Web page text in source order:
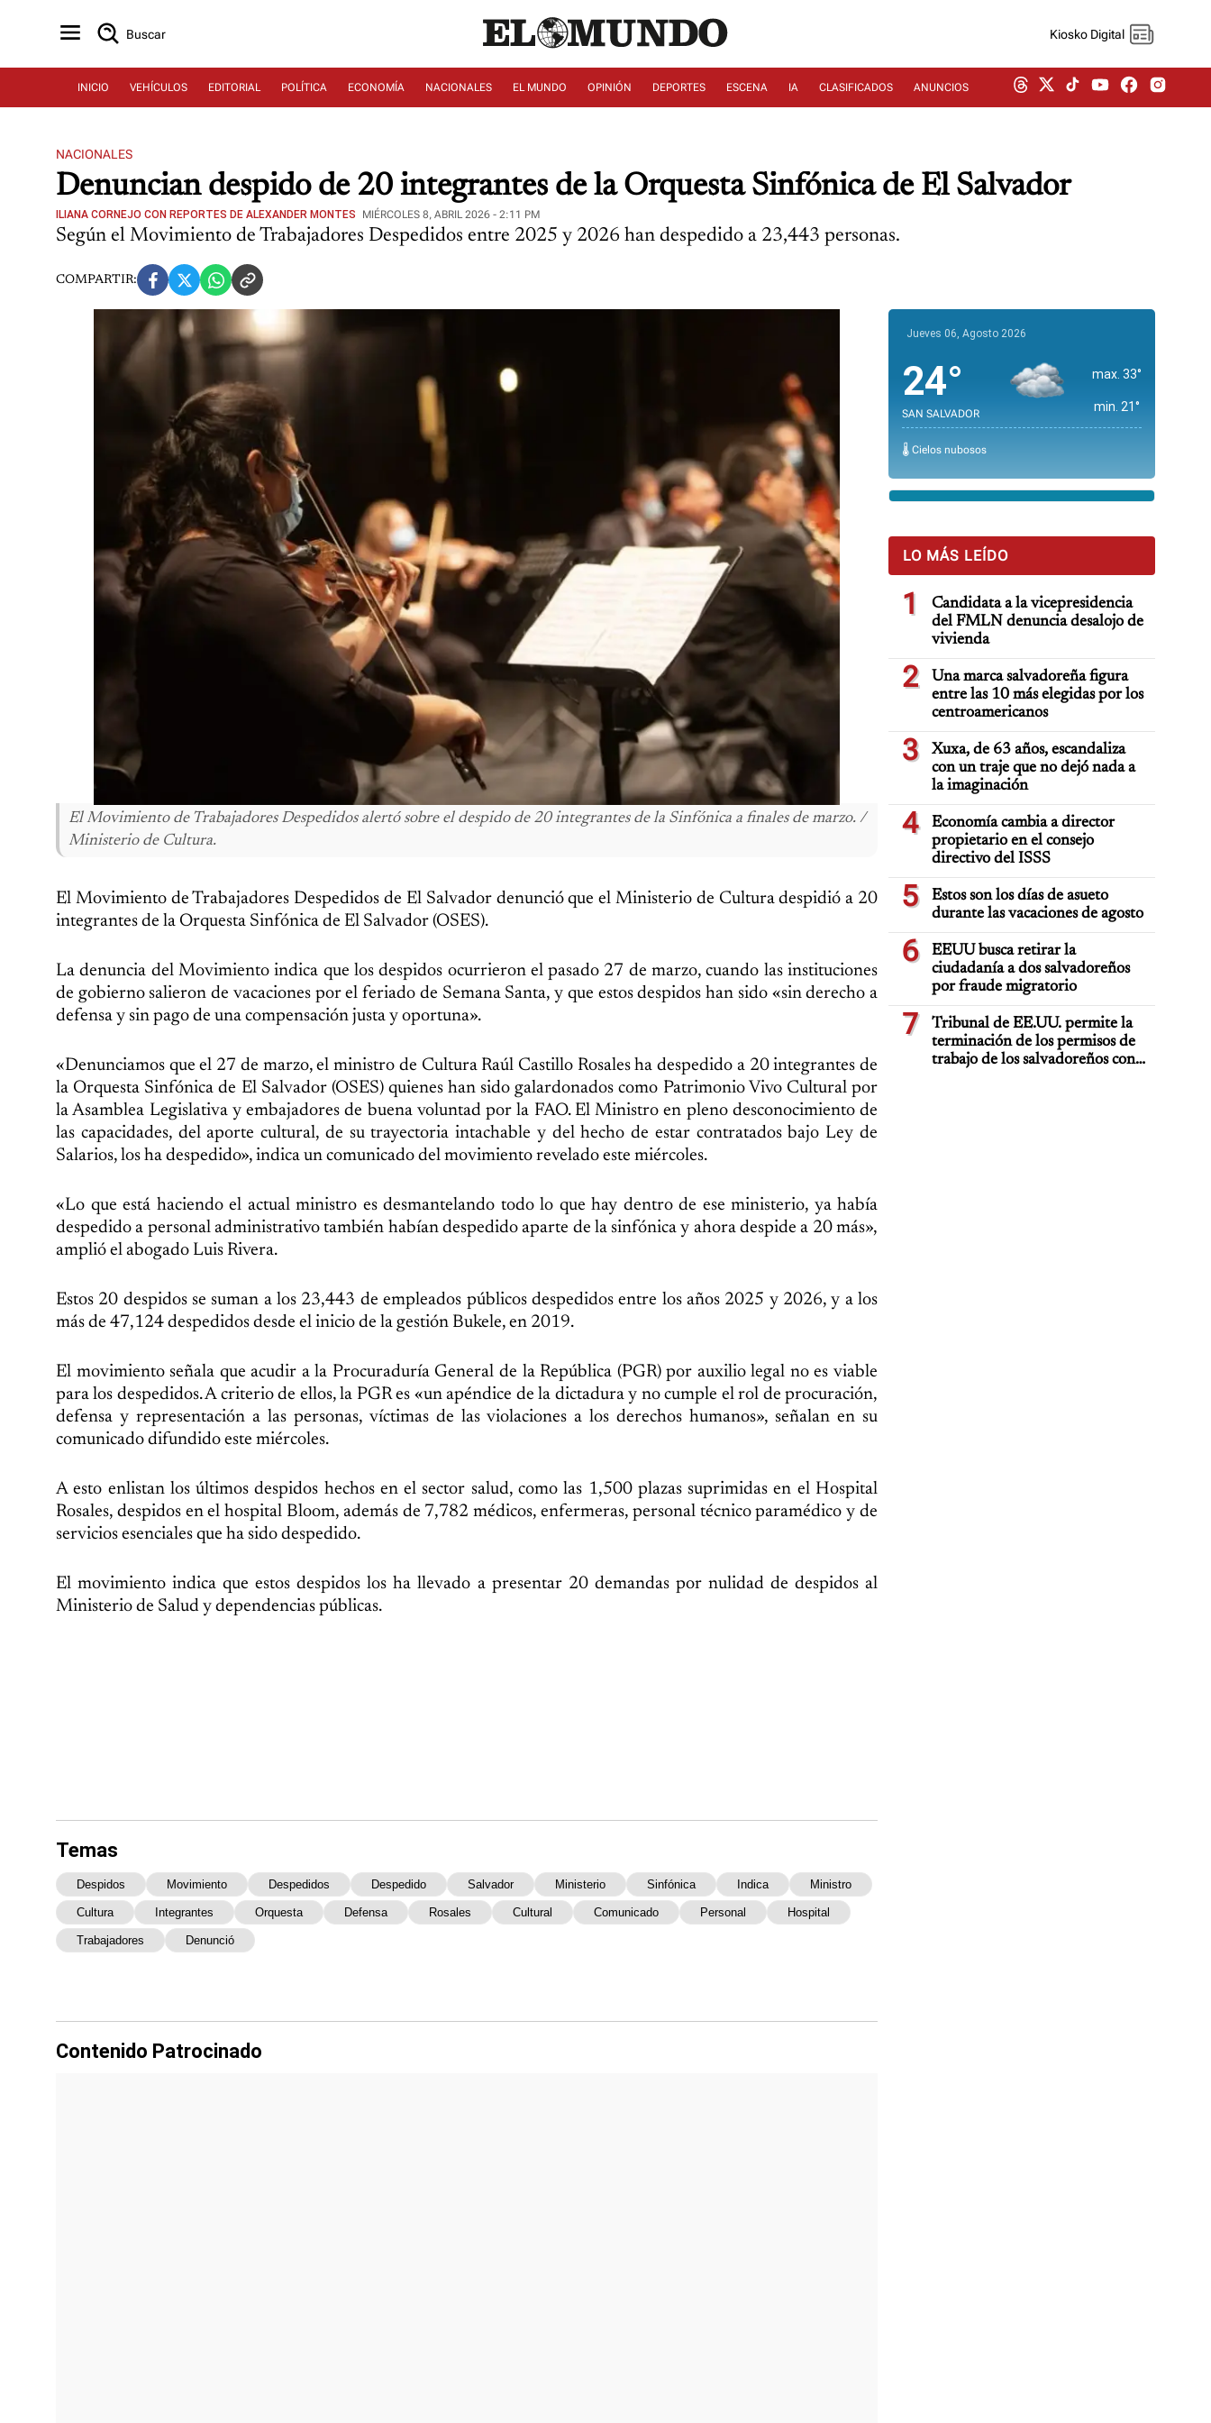
Buscar Kiosko Digital
INICIO VEHÍCULOS EDITORIAL POLÍTICA ECONOMÍA NACIONALES EL MUNDO OPINIÓN DEPORTES ESCENA IA CLASIFICADOS ANUNCIOS
NACIONALES
Denuncian despido de 20 integrantes de la Orquesta Sinfónica de El Salvador
ILIANA CORNEJO CON REPORTES DE ALEXANDER MONTES MIÉRCOLES 8, ABRIL 2026 - 2:11 PM
Según el Movimiento de Trabajadores Despedidos entre 2025 y 2026 han despedido a 23,443 personas.
COMPARTIR:
El Movimiento de Trabajadores Despedidos alertó sobre el despido de 20 integrantes de la Sinfónica a finales de marzo. /
Ministerio de Cultura.
El Movimiento de Trabajadores Despedidos de El Salvador denunció que el Ministerio de Cultura despidió a 20
integrantes de la Orquesta Sinfónica de El Salvador (OSES).
La denuncia del Movimiento indica que los despidos ocurrieron el pasado 27 de marzo, cuando las instituciones
de gobierno salieron de vacaciones por el feriado de Semana Santa, y que estos despidos han sido «sin derecho a
defensa y sin pago de una compensación justa y oportuna».
«Denunciamos que el 27 de marzo, el ministro de Cultura Raúl Castillo Rosales ha despedido a 20 integrantes de
la Orquesta Sinfónica de El Salvador (OSES) quienes han sido galardonados como Patrimonio Vivo Cultural por
la Asamblea Legislativa y embajadores de buena voluntad por la FAO. El Ministro en pleno desconocimiento de
las capacidades, del aporte cultural, de su trayectoria intachable y del hecho de estar contratados bajo Ley de
Salarios, los ha despedido», indica un comunicado del movimiento revelado este miércoles.
«Lo que está haciendo el actual ministro es desmantelando todo lo que hay dentro de ese ministerio, ya había
despedido a personal administrativo también habían despedido aparte de la sinfónica y ahora despide a 20 más»,
amplió el abogado Luis Rivera.
Estos 20 despidos se suman a los 23,443 de empleados públicos despedidos entre los años 2025 y 2026, y a los
más de 47,124 despedidos desde el inicio de la gestión Bukele, en 2019.
El movimiento señala que acudir a la Procuraduría General de la República (PGR) por auxilio legal no es viable
para los despedidos. A criterio de ellos, la PGR es «un apéndice de la dictadura y no cumple el rol de procuración,
defensa y representación a las personas, víctimas de las violaciones a los derechos humanos», señalan en su
comunicado difundido este miércoles.
A esto enlistan los últimos despidos hechos en el sector salud, como las 1,500 plazas suprimidas en el Hospital
Rosales, despidos en el hospital Bloom, además de 7,782 médicos, enfermeras, personal técnico paramédico y de
servicios esenciales que ha sido despedido.
El movimiento indica que estos despidos los ha llevado a presentar 20 demandas por nulidad de despidos al
Ministerio de Salud y dependencias públicas.
Temas
Despidos Movimiento Despedidos Despedido Salvador Ministerio Sinfónica Indica Ministro
Cultura Integrantes Orquesta Defensa Rosales Cultural Comunicado Personal Hospital
Trabajadores Denunció
Contenido Patrocinado
Jueves 06, Agosto 2026
24°
SAN SALVADOR
max. 33°
min. 21°
🌡️ Cielos nubosos
LO MÁS LEÍDO
1
Candidata a la vicepresidencia
del FMLN denuncia desalojo de
vivienda
2
Una marca salvadoreña figura
entre las 10 más elegidas por los
centroamericanos
3
Xuxa, de 63 años, escandaliza
con un traje que no dejó nada a
la imaginación
4
Economía cambia a director
propietario en el consejo
directivo del ISSS
5
Estos son los días de asueto
durante las vacaciones de agosto
6
EEUU busca retirar la
ciudadanía a dos salvadoreños
por fraude migratorio
7
Tribunal de EE.UU. permite la
terminación de los permisos de
trabajo de los salvadoreños con